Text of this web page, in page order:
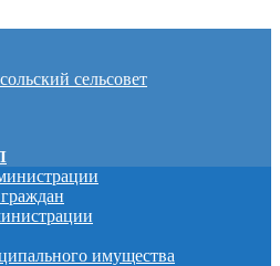
сельсовет
имущества